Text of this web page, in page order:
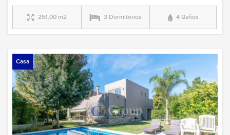
251,00 m2 3 Dormitorios 4 Baños
Casa